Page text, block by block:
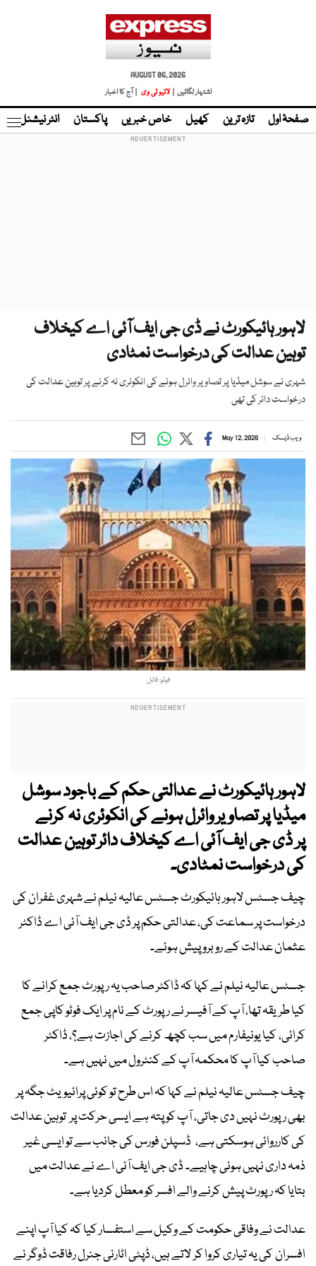
AUGUST 06, 2026
اشتہار لگائیں |
لائیو ٹی وی | آج کا اخبار
صفحۂ اول تازہ ترین کھیل خاص خبریں پاکستان انٹر نیشنل
لاہور ہائیکورٹ نے ڈی جی ایف آئی اے کیخلاف
توہین عدالت کی درخواست نمٹادی
شہری نے سوشل میڈیا پر تصاویر وائرل ہونے کی انکوئری نہ کرنے پر توہین عدالت کی
درخواست دائر کی تھی
ویب ڈیسک May 12, 2026
فوٹو: فائل
لاہور ہائیکورٹ نے عدالتی حکم کے باجود سوشل
میڈیا پر تصاویر وائرل ہونے کی انکوئری نہ کرنے
پر ڈی جی ایف آئی اے کیخلاف دائر توہین عدالت
کی درخواست نمٹادی۔
چیف جسٹس لاہور ہائیکورٹ جسٹس عالیہ نیلم نے شہری غفران کی
درخواست پر سماعت کی، عدالتی حکم پر ڈی جی ایف آئی اے ڈاکٹر
عثمان عدالت کے روبرو پیش ہوئے۔
جسٹس عالیہ نیلم نے کہا کہ ڈاکٹر صاحب یہ رپورٹ جمع کرانے کا
کیا طریقہ تھا، آپ کے آفیسر نے رپورٹ کے نام پر ایک فوٹو کاپی جمع
کرائی، کیا یونیفارم میں سب کچھ کرنے کی اجازت ہے؟، ڈاکٹر
صاحب کیا آپ کا محکمہ آپ کے کنٹرول میں نہیں ہے۔
چیف جسٹس عالیہ نیلم نے کہا کہ اس طرح تو کوئی پرائیویٹ جگہ پر
بھی رپورٹ نہیں دی جاتی، آپ کو پتہ ہے ایسی حرکت پر توہین عدالت
کی کارروائی ہوسکتی ہے، ڈسپلن فورس کی جانب سے تو ایسی غیر
ذمہ داری نہیں ہونی چاہیے۔ ڈی جی ایف آئی اے نے عدالت میں
بتایا کہ رپورٹ پیش کرنے والے افسر کو معطل کردیا ہے۔
عدالت نے وفاقی حکومت کے وکیل سے استفسار کیا کہ کیا آپ اپنے
افسران کی یہ تیاری کروا کر لاتے ہیں، ڈپٹی اٹارنی جنرل رفاقت ڈوگر نے